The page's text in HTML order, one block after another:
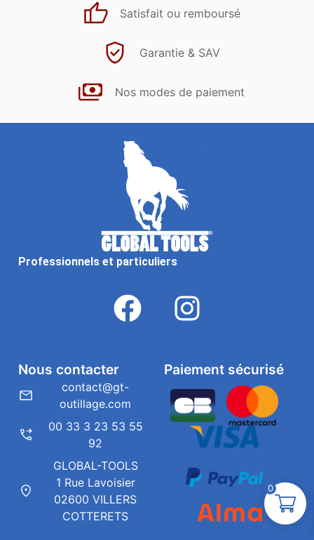
Satisfait ou remboursé
Garantie & SAV
Nos modes de paiement
Professionnels et particuliers
Paiement sécurisé
Nous contacter
contact@gt-
outillage.com
00 33 3 23 53 55
92
GLOBAL-TOOLS
1 Rue Lavoisier
02600 VILLERS
COTTERETS
0